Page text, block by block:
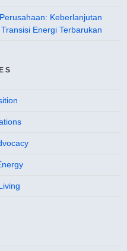
Keberlanjutan
Energi Terbarukan